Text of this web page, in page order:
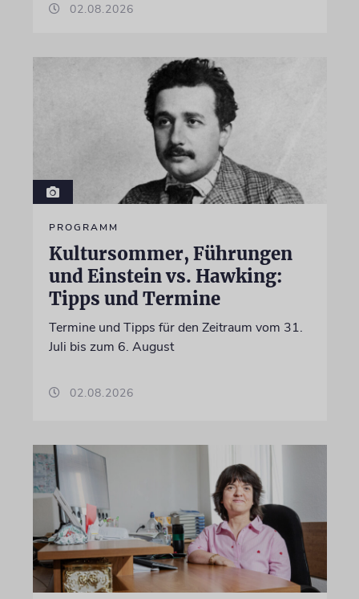
02.08.2026
PROGRAMM
Kultursommer, Führungen
und Einstein vs. Hawking:
Tipps und Termine
Termine und Tipps für den Zeitraum vom 31.
Juli bis zum 6. August
02.08.2026